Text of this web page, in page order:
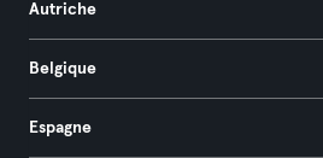
Autriche
Belgique
Espagne